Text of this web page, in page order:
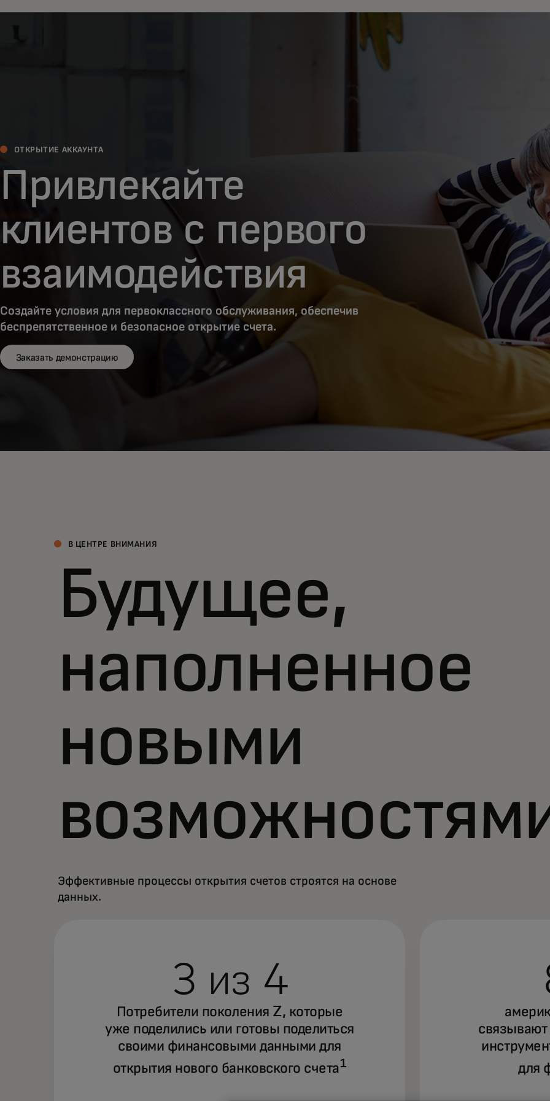
ОТКРЫТИЕ АККАУНТА
Привлекайте
клиентов с первого
взаимодействия
Создайте условия для первоклассного обслуживания, обеспечив
беспрепятственное и безопасное открытие счета.
Заказать демонстрацию
В ЦЕНТРЕ ВНИМАНИЯ
Будущее,
наполненное
новыми
Эффективные процессы открытия счетов строятся на основе
данных.
3 из 4
Потребители поколения Z, которые
уже поделились или готовы поделиться
своими финансовыми данными для
открытия нового банковского счета1
для